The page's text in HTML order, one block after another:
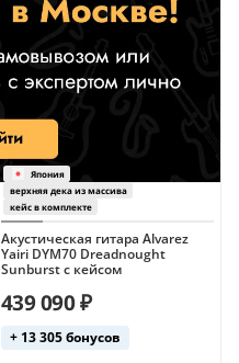
Акустическая гитара Alvarez
Yairi DYM70 Dreadnought
Sunburst с кейсом
439 090 ₽
+ 13 305 бонусов